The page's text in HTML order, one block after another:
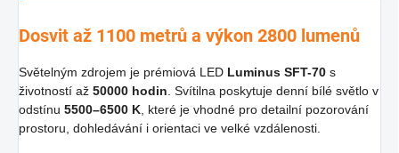
Dosvit až 1100 metrů a výkon 2800 lumenů
Světelným zdrojem je prémiová LED Luminus SFT-70 s
životností až 50000 hodin . Svítilna poskytuje denní bílé světlo v
odstínu 5500–6500 K , které je vhodné pro detailní pozorování
prostoru, dohledávání i orientaci ve velké vzdálenosti.